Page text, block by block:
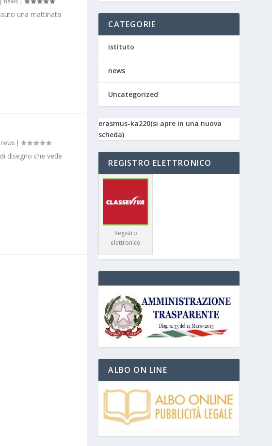
una mattinata
news|
disegno che vede
CATEGORIE
istituto
news
Uncategorized
erasmus-ka220(si apre in una nuova
scheda)
REGISTRO ELETTRONICO
Registro
elettronico
ALBO ON LINE